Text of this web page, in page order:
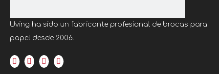
Uving ha sido un fabricante profesional de brocas para
papel desde 2006.